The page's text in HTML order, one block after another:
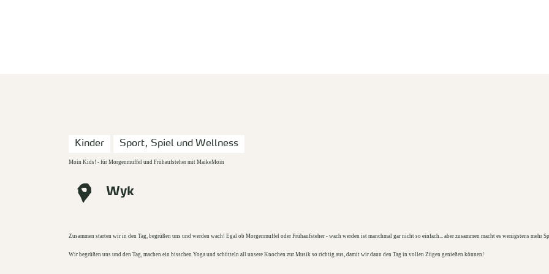
Kinder Sport, Spiel und Wellness
Moin Kids! - für Morgenmuffel und Frühaufsteher mit MaikeMoin
Wyk
Zusammen starten wir in den Tag, begrüßen uns und werden wach! Egal ob Morgenmuffel oder Frühaufsteher - wach werden ist manchmal gar nicht so einfach... aber zusammen macht es wenigstens mehr
Wir begrüßen uns und den Tag, machen ein bisschen Yoga und schütteln all unsere Knochen zur Musik so richtig aus, damit wir dann den Tag in vollen Zügen genießen können!